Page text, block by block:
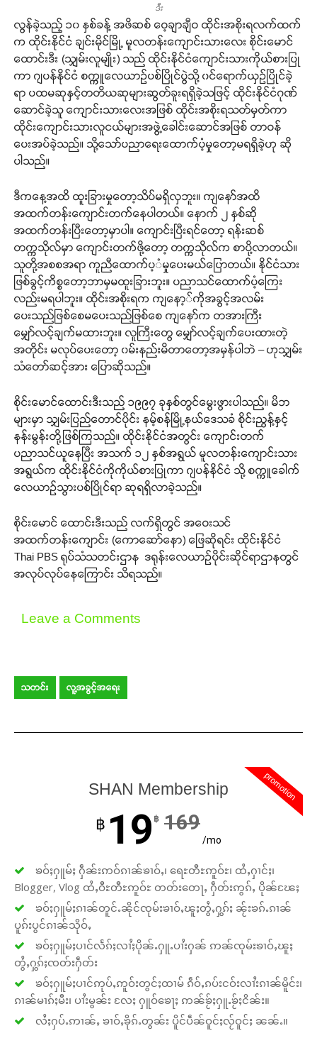
ဒီး
လွန်ခဲ့သည့် ၁၀ နှစ်ခန့် အဖိဆစ် ဝေ့ချာချီဝ ထိုင်းအစိုးရလက်ထက်
က ထိုင်းနိုင်ငံ ချင်းမိုင်မြို့ မူလတန်းကျောင်းသားလေး စိုင်းမောင်
ထောင်းဒီး (သျှမ်းလူမျိုး) သည် ထိုင်းနိုင်ငံကျောင်းသားကိုယ်စားပြု
ကာ ဂျပန်နိုင်ငံ စက္ကူလေယာဉ်ပစ်ပြိုင်ပွဲသို့ ၀င်ရောက်ယှဉ်ပြိုင်ခဲ့
ရာ ပထမဆုနှင့်တတိယဆုများဆွတ်ခူးရရှိခဲ့သဖြင့် ထိုင်းနိုင်ငံဂုဏ်
ဆောင်ခဲ့သူ ကျောင်းသားလေးအဖြစ် ထိုင်းအစိုးရသတ်မှတ်ကာ
ထိုင်းကျောင်းသားလူငယ်များအဖွဲ့ခေါင်းဆောင်အဖြစ် တာဝန်
ပေးအပ်ခဲ့သည်။ သို့သော်ပညာရေးထောက်ပံ့မှုတော့မရရှိခဲ့ဟု ဆို
ပါသည်။
ဒီကနေ့အထိ ထူးခြားမှုတော့သိပ်မရှိလှဘူး။ ကျနော်အထိ
အထက်တန်းကျောင်းတက်နေပါတယ်။ နောက် ၂ နှစ်ဆို
အထက်တန်းပြီးတော့မှာပါ။ ကျောင်းပြီးရင်တော့ ရန်းဆစ်
တက္ကသိုလ်မှာ ကျောင်းတက်ဖို့တော့ တက္ကသိုလ်က စာပို့လာတယ်။
သူတို့အစစအရာ ကူညီထောက်ပ့ံမှုပေးမယ်ပြောတယ်။ နိုင်ငံသား
ဖြစ်ခွင့်ကိစ္စတော့ဘာမှမထူးခြားဘူး။ ပညာသင်ထောက်ပံ့ကြေး
လည်းမရပါဘူး။ ထိုင်းအစိုးရက ကျနော့်ကိုအခွင့်အလမ်း
ပေးသည်ဖြစ်စေမပေးသည်ဖြစ်စေ ကျနော်က တအားကြီး
မျှော်လင့်ချက်မထားဘူး။ လူကြီးတွေ မျှော်လင့်ချက်ပေးထားတဲ့
အတိုင်း မလုပ်ပေးတော့ ၀မ်းနည်းမိတာတော့အမှန်ပါဘဲ – ဟုသျှမ်း
သံတော်ဆင့်အား ပြောဆိုသည်။
စိုင်းမောင်ထောင်းဒီးသည် ၁၉၉၇ ခုနှစ်တွင်မွေးဖွားပါသည်။ မိဘ
များမှာ သျှမ်းပြည်တောင်ပိုင်း နမ့်စန်မြို့နယ်ဒေသခံ စိုင်းညွန့်နှင့်
နန်းမွန်းတို့ဖြစ်ကြသည်။ ထိုင်းနိုင်ငံအတွင်း ကျောင်းတက်
ပညာသင်ယူနေပြီး အသက် ၁၂ နှစ်အရွယ် မူလတန်းကျောင်းသား
အရွယ်က ထိုင်းနိုင်ငံကိုကိုယ်စားပြုကာ ဂျပန်နိင်ငံ သို့ စက္ကူခေါက်
လေယာဉ်သွားပစ်ပြိုင်ရာ ဆုရရှိလာခဲ့သည်။
စိုင်းမောင် ထောင်းဒီးသည် လက်ရှိတွင် အဝေးသင်
အထက်တန်းကျောင်း (ကောဆော်နော) ဖြေဆိုရင်း ထိုင်းနိုင်ငံ
Thai PBS ရုပ်သံသတင်းဌာန ဒရုန်းလေယာဉ်ပိုင်းဆိုင်ရာဌာနတွင်
အလုပ်လုပ်နေကြောင်း သိရသည်။
Leave a Comments
သတင်း လူ့အခွင့်အရေး
promotion
SHAN Membership
฿ 19 ฿ 169
/mo
ၶဝ်ႈႁူမ်ႈ ႁဵၼ်းဢဝ်ၵၢၼ်ၶၢဝ်ႇ၊ ရေႊတီႊဢူဝ်ႊ၊ ထႆႇႁၢင်ႈ၊
Blogger, Vlog ထႆႇဝီႊတီႊဢူဝ်ႊ တတ်းတေႃႇ ႁဵတ်းဢွၵ်ႇ ပိုၼ်ၽႄႈ
ၶဝ်ႈႁူမ်ႈၵၢၼ်တူင်ႉၼိုင်ၸုမ်းၶၢဝ်ႇၽူႈတွႆႇႁွၵ်ႈ ၼႂ်းၶၵ်ႉၵၢၼ်
ပူၵ်းပွင်ၵၢၼ်သိုဝ်ႇ
ၶဝ်ႈႁူမ်ႈပၢင်လႅၵ်ႈလၢႆႈပိုၼ်ႉႁူႉပၢႆးႁၼ် ဢၼ်ၸုမ်းၶၢဝ်ႇၽူႈ
တွႆႇႁွၵ်ႈၸတ်းႁဵတ်း
ၶဝ်ႈႁူမ်ႈပၢင်ဢုပ်ႇဢူဝ်းတွင်ႈထၢမ် ၵဵဝ်ႇၵပ်းငဝ်းလၢႆးၵၢၼ်မိူင်း၊
ၵၢၼ်မၢၵ်ႈမီး၊ ပၢႆးမွၼ်း လႄႈ ႁူဝ်ၶေႃႈ ဢၼ်ၶႂ်ႈႁူႉၶႂ်ႈငိၼ်း။
လႆႈႁပ်ႉဢၢၼ်ႇ ၶၢဝ်ႇၶိုၵ်ႉတွၼ်း ပိူင်ပဵၼ်ဝူင်ႈလႂ်ဝူင်ႈ ၼၼ်ႉ။